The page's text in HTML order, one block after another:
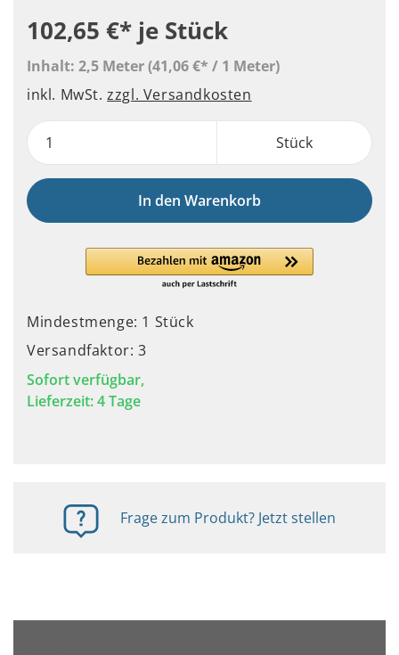
102,65 €* je Stück
Inhalt: 2,5 Meter(41,06 €* / 1 Meter)
inkl. MwSt.zzgl. Versandkosten
Stück
In den Warenkorb
Mindestmenge: 1 Stück
Versandfaktor: 3
Sofort verfügbar,
Lieferzeit: 4 Tage
Frage zum Produkt? Jetzt stellen